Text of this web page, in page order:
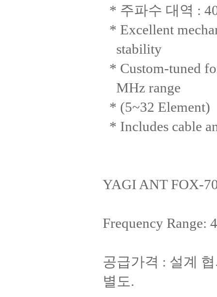
* 주파수 대역 :
* Excellent
stability
* Custom-tuned
MHz range
* (5~32 Element)
* Includes cable
YAGI ANT FOX-
Frequency Range:
공급가격 : 설계
별도.